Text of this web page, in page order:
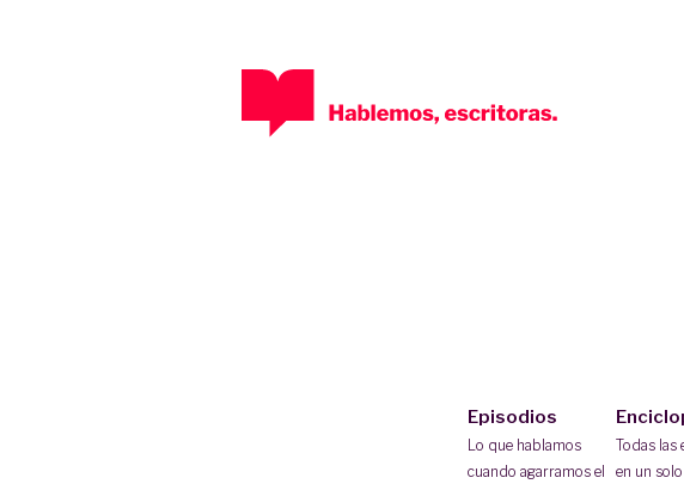
Episodios
Lo que hablamos
cuando agarramos el
Todas las
en un